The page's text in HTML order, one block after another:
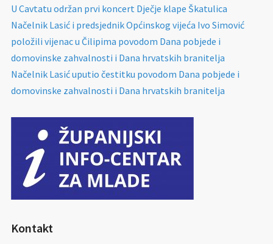
U Cavtatu održan prvi koncert Dječje klape Škatulica
Načelnik Lasić i predsjednik Općinskog vijeća Ivo Simović
položili vijenac u Čilipima povodom Dana pobjede i
domovinske zahvalnosti i Dana hrvatskih branitelja
Načelnik Lasić uputio čestitku povodom Dana pobjede i
domovinske zahvalnosti i Dana hrvatskih branitelja
Kontakt